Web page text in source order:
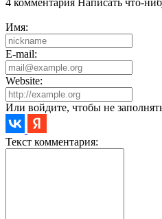
Имя:
E-mail:
Website:
Или войдите, чтобы не
Текст комментария: